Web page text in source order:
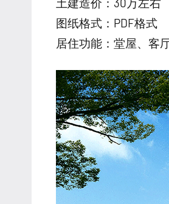
土建造价：30万左右
图纸格式：PDF格式
居住功能：堂屋、客